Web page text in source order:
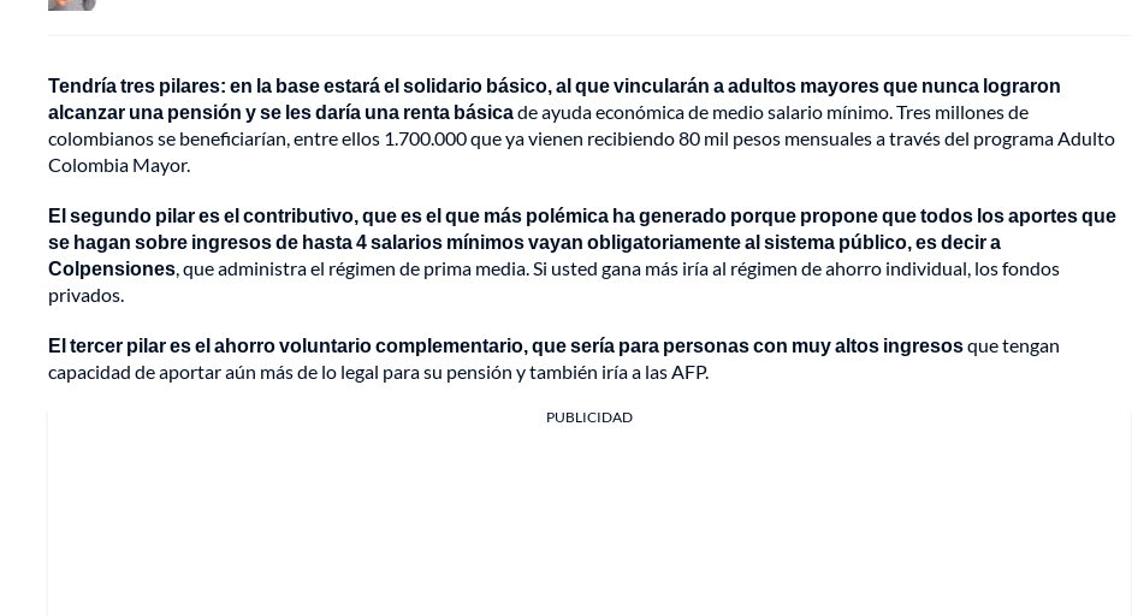
Tendría tres pilares: en la base estará el solidario básico, al que vincularán a adultos mayores que nunca lograron
alcanzar una pensión y se les daría una renta básicade ayuda económica de medio salario mínimo. Tres millones de
colombianos se beneficiarían, entre ellos 1.700.000 que ya vienen recibiendo 80 mil pesos mensuales a través del programa Adulto
Colombia Mayor.
El segundo pilar es el contributivo, que es el que más polémica ha generado porque propone que todos los aportes que
se hagan sobre ingresos de hasta 4 salarios mínimos vayan obligatoriamente al sistema público, es decir a
Colpensiones, que administra el régimen de prima media. Si usted gana más iría al régimen de ahorro individual, los fondos
privados.
El tercer pilar es el ahorro voluntario complementario, que sería para personas con muy altos ingresosque tengan
capacidad de aportar aún más de lo legal para su pensión y también iría a las AFP.
PUBLICIDAD